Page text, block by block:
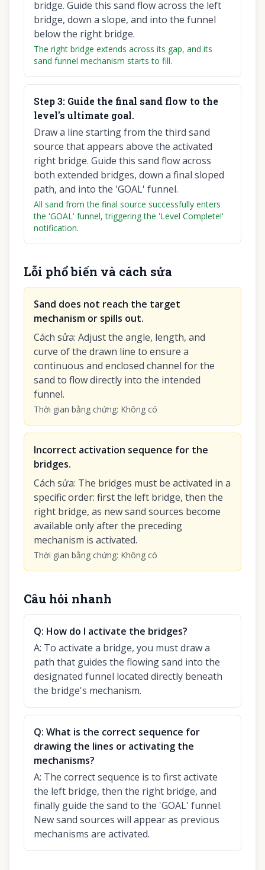
bridge. Guide this sand flow across the left
bridge, down a slope, and into the funnel
below the right bridge.
The right bridge extends across its gap, and its
sand funnel mechanism starts to fill.
Step3: Guide the final sand flow to the
level's ultimate goal.
Draw a line starting from the third sand
source that appears above the activated
right bridge. Guide this sand flow across
both extended bridges, down a final sloped
path, and into the 'GOAL' funnel.
All sand from the final source successfully enters
the 'GOAL' funnel, triggering the 'Level Complete!'
notification.
Lỗi phổ biến và cách sửa
Sand does not reach the target
mechanism or spills out.
Cách sửa: Adjust the angle, length, and
curve of the drawn line to ensure a
continuous and enclosed channel for the
sand to flow directly into the intended
funnel.
Thời gian bằng chứng: Không có
Incorrect activation sequence for the
bridges.
Cách sửa: The bridges must be activated in a
specific order: first the left bridge, then the
right bridge, as new sand sources become
available only after the preceding
mechanism is activated.
Thời gian bằng chứng: Không có
Câu hỏi nhanh
Q: How do I activate the bridges?
A: To activate a bridge, you must draw a
path that guides the flowing sand into the
designated funnel located directly beneath
the bridge's mechanism.
Q: What is the correct sequence for
drawing the lines or activating the
mechanisms?
A: The correct sequence is to first activate
the left bridge, then the right bridge, and
finally guide the sand to the 'GOAL' funnel.
New sand sources will appear as previous
mechanisms are activated.